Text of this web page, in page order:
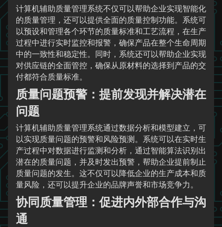
计算机辅助质量管理系统不仅可以帮助企业实现智能化
的质量管理，还可以提供全面的质量控制功能。系统可
以预设和管理各个环节的质量标准和工艺流程，在生产
过程中进行实时监控和报警，确保产品在整个生命周期
中的一致性和稳定性。同时，系统还可以帮助企业实现
对供应链的全面管控，确保从原材料的选择到产品的交
付都符合质量标准。
质量问题预警：提前发现并解决潜在
问题
计算机辅助质量管理系统通过数据分析和模型建立，可
以实现质量问题的预警和风险预测。系统可以在实时生
产过程中对数据进行监测和分析，通过智能算法识别出
潜在的质量问题，并及时发出预警，帮助企业提前制止
质量问题的发生。这不仅可以降低企业的生产成本和质
量风险，还可以提升企业的品牌声誉和市场竞争力。
协同质量管理：促进内外部合作与沟
通